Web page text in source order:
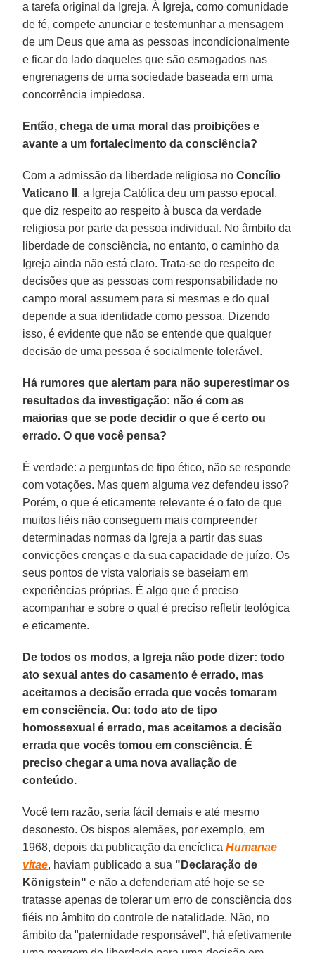
a tarefa original da Igreja. À Igreja, como comunidade
de fé, compete anunciar e testemunhar a mensagem
de um Deus que ama as pessoas incondicionalmente
e ficar do lado daqueles que são esmagados nas
engrenagens de uma sociedade baseada em uma
concorrência impiedosa.
Então, chega de uma moral das proibições e
avante a um fortalecimento da consciência?
Com a admissão da liberdade religiosa noConcílio
Vaticano II , a Igreja Católica deu um passo epocal,
que diz respeito ao respeito à busca da verdade
religiosa por parte da pessoa individual. No âmbito da
liberdade de consciência, no entanto, o caminho da
Igreja ainda não está claro. Trata-se do respeito de
decisões que as pessoas com responsabilidade no
campo moral assumem para si mesmas e do qual
depende a sua identidade como pessoa. Dizendo
isso, é evidente que não se entende que qualquer
decisão de uma pessoa é socialmente tolerável.
Há rumores que alertam para não superestimar os
resultados da investigação: não é com as
maiorias que se pode decidir o que é certo ou
errado. O que você pensa?
É verdade: a perguntas de tipo ético, não se responde
com votações. Mas quem alguma vez defendeu isso?
Porém, o que é eticamente relevante é o fato de que
muitos fiéis não conseguem mais compreender
determinadas normas da Igreja a partir das suas
convicções crenças e da sua capacidade de juízo. Os
seus pontos de vista valoriais se baseiam em
experiências próprias. É algo que é preciso
acompanhar e sobre o qual é preciso refletir teológica
e eticamente.
De todos os modos, a Igreja não pode dizer: todo
ato sexual antes do casamento é errado, mas
aceitamos a decisão errada que vocês tomaram
em consciência. Ou: todo ato de tipo
homossexual é errado, mas aceitamos a decisão
errada que vocês tomou em consciência. É
preciso chegar a uma nova avaliação de
conteúdo.
Você tem razão, seria fácil demais e até mesmo
desonesto. Os bispos alemães, por exemplo, em
1968, depois da publicação da encíclicaHumanae
vitae, haviam publicado a sua "Declaração de
Königstein" e não a defenderiam até hoje se se
tratasse apenas de tolerar um erro de consciência dos
fiéis no âmbito do controle de natalidade. Não, no
âmbito da "paternidade responsável", há efetivamente